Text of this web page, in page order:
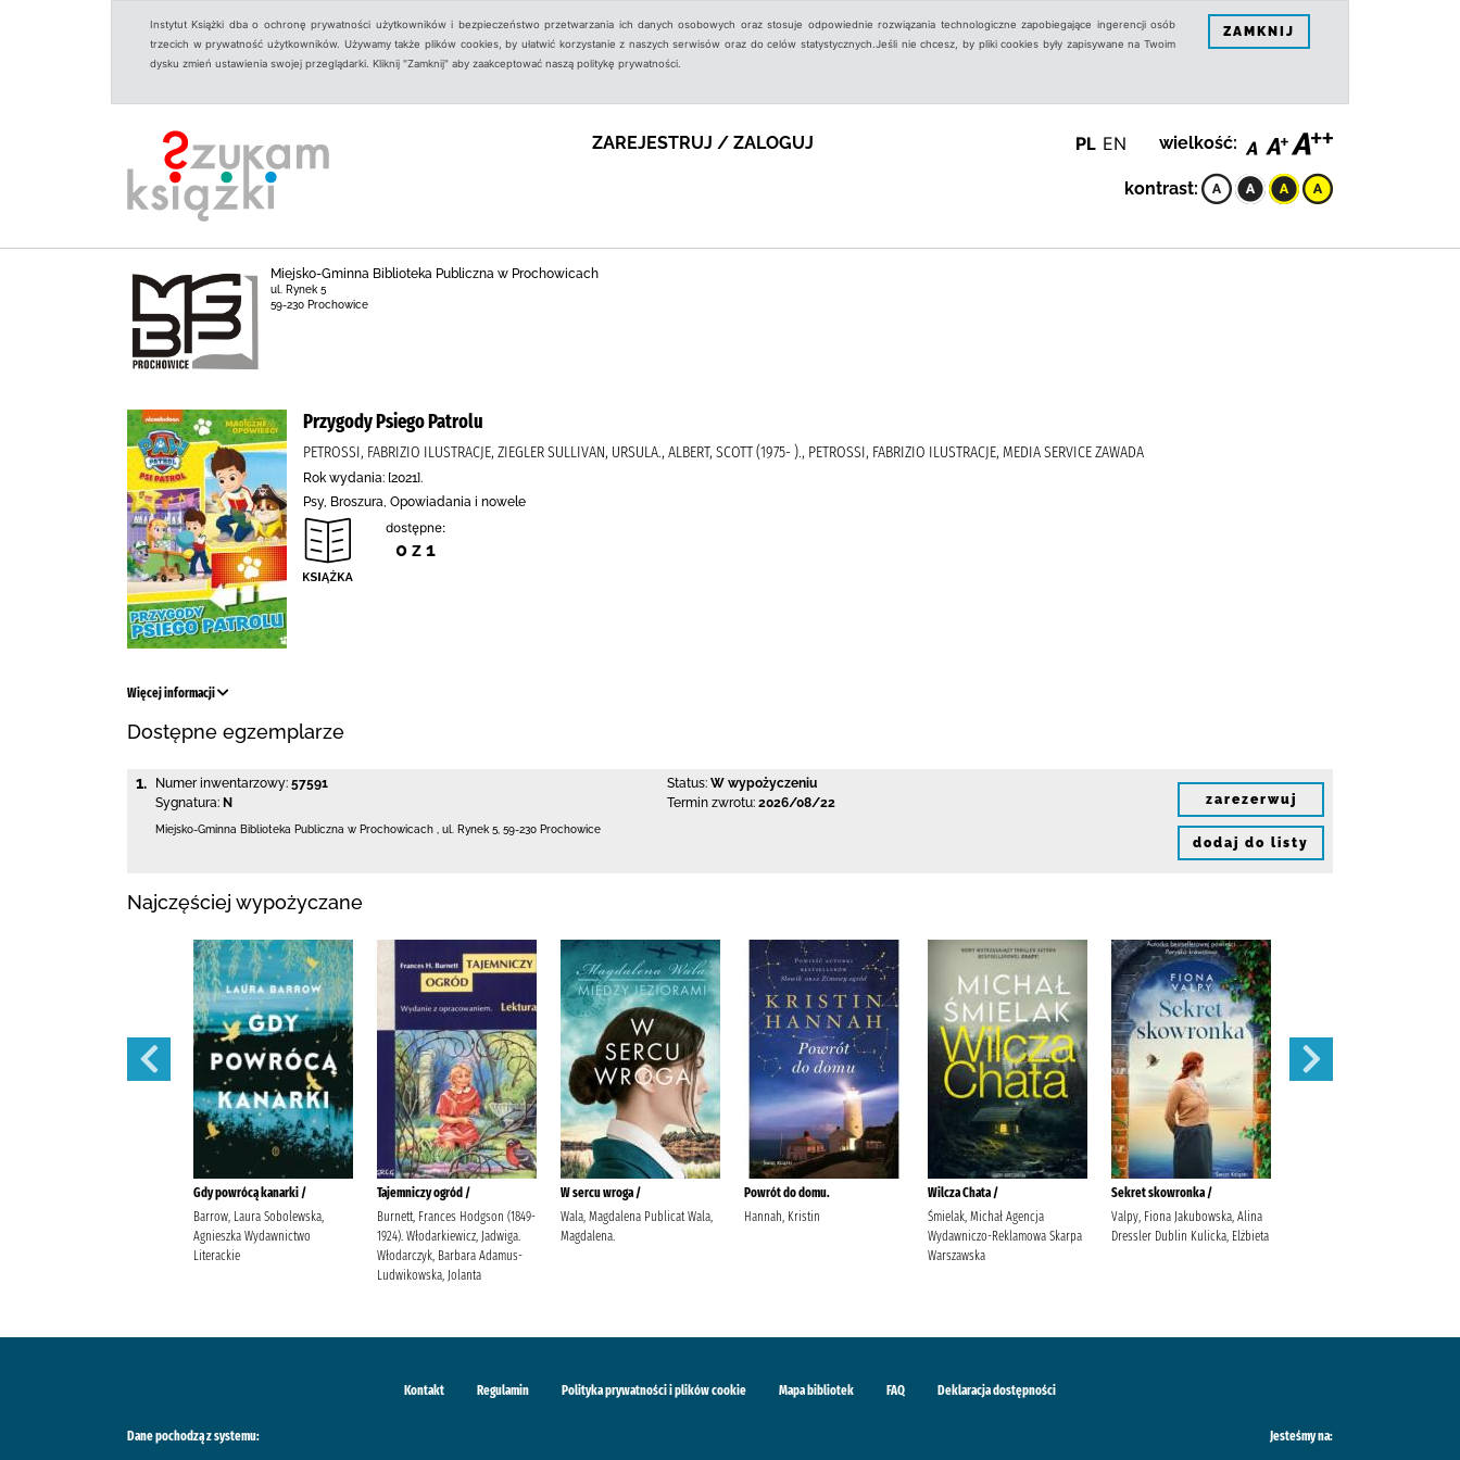
Instytut Książki dba o ochronę prywatności użytkowników i bezpieczeństwo przetwarzania ich danych osobowych oraz stosuje odpowiednie rozwiązania technologiczne zapobiegające ingerencji osób
trzecich w prywatność użytkowników. Używamy także plików cookies, by ułatwić korzystanie z naszych serwisów oraz do celów statystycznych.Jeśli nie chcesz, by pliki cookies były zapisywane na Twoim
dysku zmień ustawienia swojej przeglądarki. Kliknij "Zamknij" aby zaakceptować naszą politykę prywatności.
ZAMKNIJ
ZAREJESTRUJ / ZALOGUJ PL EN wielkość:
kontrast:
Miejsko-Gminna Biblioteka Publiczna w Prochowicach
ul. Rynek 5
59-230 Prochowice
Przygody Psiego Patrolu
PETROSSI, FABRIZIO ILUSTRACJE, ZIEGLER SULLIVAN, URSULA., ALBERT, SCOTT (1975- )., PETROSSI, FABRIZIO ILUSTRACJE, MEDIA SERVICE ZAWADA
Rok wydania: [2021].
Psy, Broszura, Opowiadania i nowele
dostępne:
0 z 1
Więcej informacji
Dostępne egzemplarze
1. Numer inwentarzowy: 57591
Sygnatura: N
Status: W wypożyczeniu
Termin zwrotu: 2026/08/22
Miejsko-Gminna Biblioteka Publiczna w Prochowicach ul. Rynek 5 59-230 Prochowice
zarezerwuj
dodaj do listy
Najczęściej wypożyczane
Gdy powrócą kanarki /
Barrow, Laura Sobolewska,
Agnieszka Wydawnictwo
Literackie
Tajemniczy ogród /
Burnett, Frances Hodgson (1849-
1924). Włodarkiewicz, Jadwiga.
Włodarczyk, Barbara Adamus-
Ludwikowska, Jolanta
W sercu wroga /
Wala, Magdalena Publicat Wala,
Magdalena.
Powrót do domu.
Hannah, Kristin
Wilcza Chata /
Śmielak, Michał Agencja
Wydawniczo-Reklamowa Skarpa
Warszawska
Sekret skowronka /
Valpy, Fiona Jakubowska, Alina
Dressler Dublin Kulicka, Elżbieta
Kontakt Regulamin Polityka prywatności i plików cookie Mapa bibliotek FAQ Deklaracja dostępności
Dane pochodzą z systemu: Jesteśmy na: